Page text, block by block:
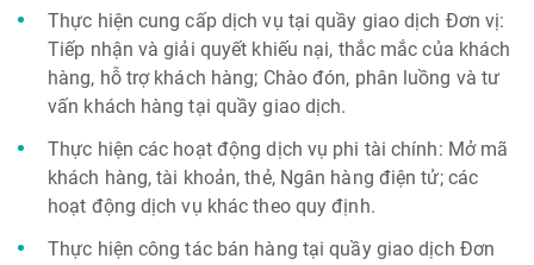
Thực hiện cung cấp dịch vụ tại quầy giao dịch Đơn vị:
Tiếp nhận và giải quyết khiếu nại, thắc mắc của khách
hàng, hỗ trợ khách hàng; Chào đón, phân luồng và tư
vấn khách hàng tại quầy giao dịch.
Thực hiện các hoạt động dịch vụ phi tài chính: Mở mã
khách hàng, tài khoản, thẻ, Ngân hàng điện tử; các
hoạt động dịch vụ khác theo quy định.
Thực hiện công tác bán hàng tại quầy giao dịch Đơn